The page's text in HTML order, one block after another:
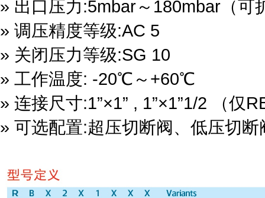
» 出口压力:5mbar～180mbar（可
» 调压精度等级:AC 5
» 关闭压力等级:SG 10
» 工作温度: -20℃～+60℃
» 连接尺寸:1”×1” , 1”×1”1/2 （仅
» 可选配置:超压切断阀、低压切断